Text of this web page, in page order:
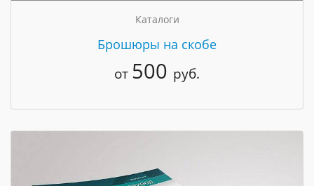
Каталоги
Брошюры на скобе
от 500 руб.